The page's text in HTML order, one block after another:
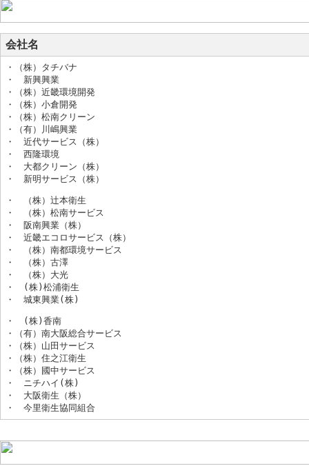
会社名
・（株）タチバナ
・　新興興業
・（株）近畿環境開発
・（株）小倉開発
・（株）松南クリーン
・（有）川嶋興業
・　近代サービス（株）
・　西隆環境
・　大都クリーン（株）
・　新明サービス（株）
・　（株）辻本衛生
・　（株）松南サービス
・　阪南興業（株）
・　近畿エコロサービス（株）
・　（株）南都環境サービス
・　（株）古澤
・　（株）大光
・　(株)松浦衛生
・　城東興業(株)
・　(株)香南
・（有）南大阪総合サービス
・（株）山田サービス
・（株）住之江衛生
・（株）國中サービス
・　ニチハイ(株)
・　大阪衛生（株）
・　今里衛生協同組合